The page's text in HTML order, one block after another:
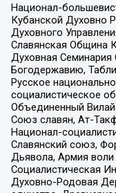
Национал-
Кубанской Духовно
Духовного
Славянская Община
Духовная Семинария
Богодержавию,
Русское
социалистическое
Объединенный
Союз славян, Ат-
Национал-
Славянский союз,
Дьявола, Армия
Социалистическая
Духовно-Родовая